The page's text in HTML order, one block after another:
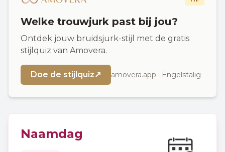
Welke trouwjurk past bij jou?
Ontdek jouw bruidsjurk-stijl met de gratis
stijlquiz van Amovera.
Doe de stijlquiz↗ amovera.app · Engelstalig
Naamdag